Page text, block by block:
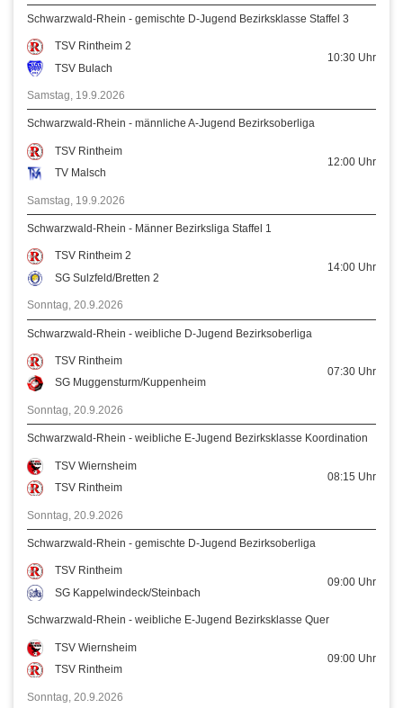
Schwarzwald-Rhein - gemischte D-Jugend Bezirksklasse Staffel 3
TSV Rintheim 2
TSV Bulach
10:30 Uhr
Samstag, 19.9.2026
Schwarzwald-Rhein - männliche A-Jugend Bezirksoberliga
TSV Rintheim
TV Malsch
12:00 Uhr
Samstag, 19.9.2026
Schwarzwald-Rhein - Männer Bezirksliga Staffel 1
TSV Rintheim 2
SG Sulzfeld/Bretten 2
14:00 Uhr
Sonntag, 20.9.2026
Schwarzwald-Rhein - weibliche D-Jugend Bezirksoberliga
TSV Rintheim
SG Muggensturm/Kuppenheim
07:30 Uhr
Sonntag, 20.9.2026
Schwarzwald-Rhein - weibliche E-Jugend Bezirksklasse Koordination
TSV Wiernsheim
TSV Rintheim
08:15 Uhr
Sonntag, 20.9.2026
Schwarzwald-Rhein - gemischte D-Jugend Bezirksoberliga
TSV Rintheim
SG Kappelwindeck/Steinbach
09:00 Uhr
Schwarzwald-Rhein - weibliche E-Jugend Bezirksklasse Quer
TSV Wiernsheim
TSV Rintheim
09:00 Uhr
Sonntag, 20.9.2026